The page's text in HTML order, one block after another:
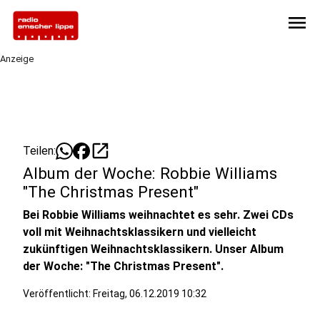
menu
Anzeige
Teilen: open_in_new
Album der Woche: Robbie Williams
"The Christmas Present"
Bei Robbie Williams weihnachtet es sehr. Zwei CDs
voll mit Weihnachtsklassikern und vielleicht
zukünftigen Weihnachtsklassikern. Unser Album
der Woche: "The Christmas Present".
Veröffentlicht: Freitag, 06.12.2019 10:32